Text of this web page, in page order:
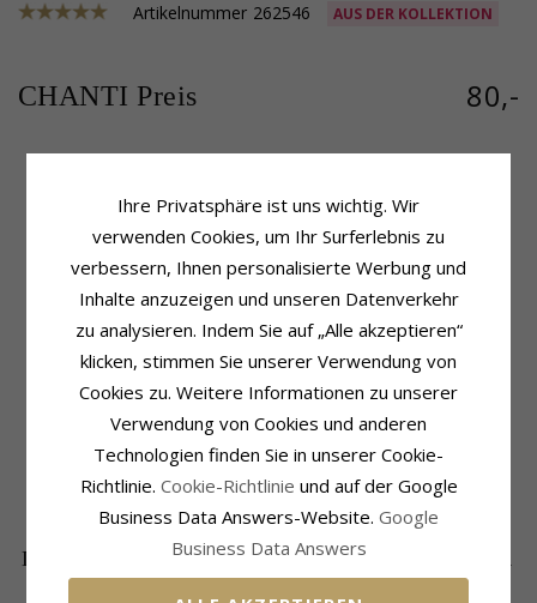
Artikelnummer 262546 AUS DER KOLLEKTION
CHANTI Preis 80,-
Produktinformation
Grünem
Kette
Kette:Halskette
Länge:42 cm
Anhänger: Anhänger
Metall:Vergoldetem Sterlingsilber
Oberfläche: Sandgestrahlter
Stückzahl: 3
Schliff: Facettenschliff
Farbe:Grünem
Breite: 8,0 mm
Lieferzeit
DIE BELIEBTESTEN PRODUKTE IN DER
KATEGORIE
Ihre Privatsphäre ist uns wichtig. Wir
verwenden Cookies, um Ihr Surferlebnis zu
verbessern, Ihnen personalisierte Werbung und
Inhalte anzuzeigen und unseren Datenverkehr
zu analysieren. Indem Sie auf „Alle akzeptieren“
klicken, stimmen Sie unserer Verwendung von
Cookies zu. Weitere Informationen zu unserer
Verwendung von Cookies und anderen
Technologien finden Sie in unserer Cookie-
Richtlinie. Cookie-Richtlinie und auf der Google
Business Data Answers-Website. Google
Business Data Answers